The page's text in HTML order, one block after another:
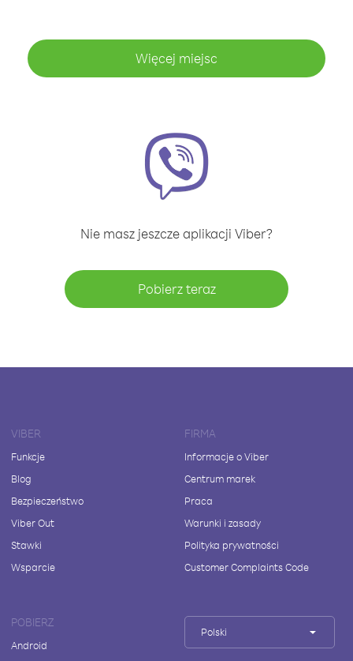
Więcej miejsc
Nie masz jeszcze aplikacji Viber?
Pobierz teraz
VIBER
Funkcje
Blog
Bezpieczeństwo
Viber Out
Stawki
Wsparcie
FIRMA
Informacje o Viber
Centrum marek
Praca
Warunki i zasady
Polityka prywatności
Customer Complaints Code
POBIERZ
Android
Polski